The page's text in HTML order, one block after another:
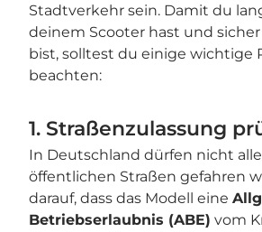
Stadtverkehr sein. Damit du
deinem Scooter hast und
bist, solltest du einige wichtige
beachten:
1. Straßenzulassung
In Deutschland dürfen nicht
öffentlichen Straßen gefahren
darauf, dass das Modell eine
Betriebserlaubnis (ABE) vom